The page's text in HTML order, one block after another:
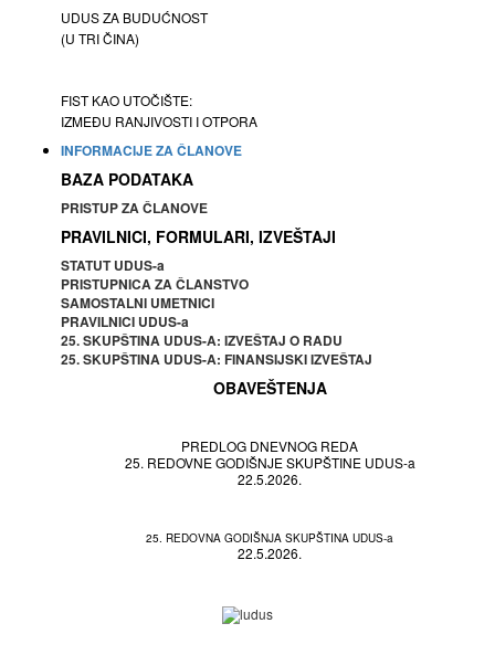
UDUS ZA BUDUĆNOST
(U TRI ČINA)
FIST KAO UTOČIŠTE:
IZMEĐU RANJIVOSTI I OTPORA
INFORMACIJE ZA ČLANOVE
BAZA PODATAKA
PRISTUP ZA ČLANOVE
PRAVILNICI, FORMULARI, IZVEŠTAJI
STATUT UDUS-a
PRISTUPNICA ZA ČLANSTVO
SAMOSTALNI UMETNICI
PRAVILNICI UDUS-a
25. SKUPŠTINA UDUS-A: IZVEŠTAJ O RADU
25. SKUPŠTINA UDUS-A: FINANSIJSKI IZVEŠTAJ
OBAVEŠTENJA
PREDLOG DNEVNOG REDA
25. REDOVNE GODIŠNJE SKUPŠTINE UDUS-a
22.5.2026.
25. REDOVNA GODIŠNJA SKUPŠTINA UDUS-a
22.5.2026.